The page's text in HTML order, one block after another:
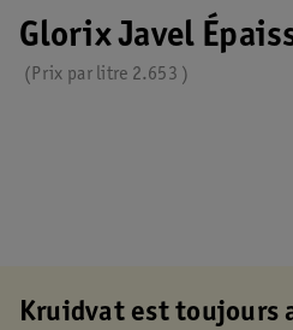
Glorix Javel
2.653
Prix par litre
Kruidvat est toujours